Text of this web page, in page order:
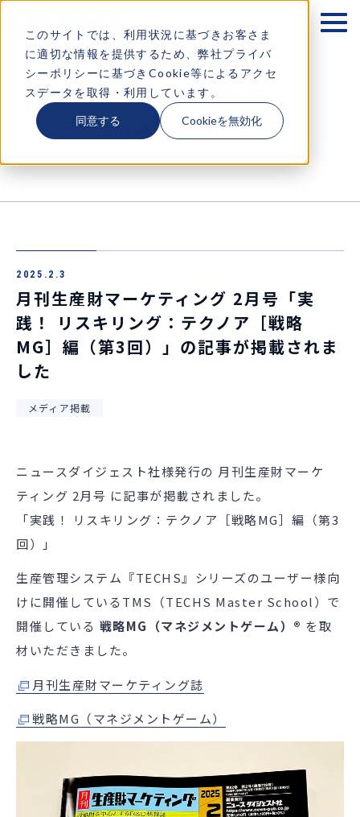
このサイトでは、利用状況に基づきお客さま
に適切な情報を提供するため、弊社プライバ
シーポリシーに基づきCookie等によるアクセ
スデータを取得・利用しています。
同意する Cookieを無効化
企業情報
ソリューション
お知らせ
お問い合わせ
お知らせ
2025.2.3
月刊生産財マーケティング 2月号「実
践！ リスキリング：テクノア［戦略
MG］編（第3回）」の記事が掲載されま
した
メディア掲載
ニュースダイジェスト社様発行の 月刊生産財マーケ
ティング 2月号 に記事が掲載されました。
「実践！ リスキリング：テクノア［戦略MG］編（第3
回）」
生産管理システム『TECHS』シリーズのユーザー様向
けに開催しているTMS（TECHS Master School）で
開催している 戦略MG（マネジメントゲーム）®︎ を取
材いただきました。
月刊生産財マーケティング誌
戦略MG（マネジメントゲーム）